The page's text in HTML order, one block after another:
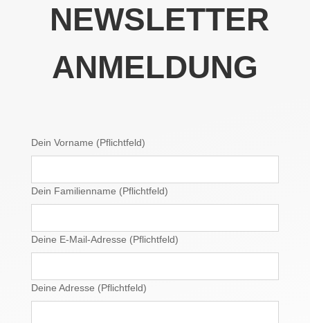
NEWSLETTER
ANMELDUNG
Dein Vorname (Pflichtfeld)
Dein Familienname (Pflichtfeld)
Deine E-Mail-Adresse (Pflichtfeld)
Deine Adresse (Pflichtfeld)